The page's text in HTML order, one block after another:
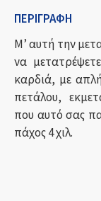
ΠΕΡΙΓΡΑΦΉ
Μ’ αυτή την
να
καρδιά, με
πετάλου,
που αυτό σας
πάχος 4 χιλ.